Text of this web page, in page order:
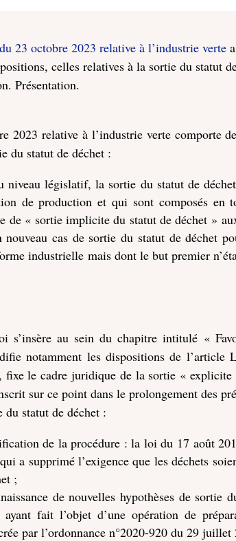
23 octobre 2023 relative à l’industrie verte
celles relatives à la sortie du statut
Présentation.
2023 relative à l’industrie verte comporte
du statut de déchet :
niveau législatif, la sortie du statut de
de production et qui sont composés en
de « sortie implicite du statut de déchet »
nouveau cas de sortie du statut de déchet
industrielle mais dont le but premier
s’insère au sein du chapitre intitulé «
notamment les dispositions de l’article
le cadre juridique de la sortie «
sur ce point dans le prolongement des
du statut de déchet :
de la procédure : la loi du 17 août
a supprimé l’exigence que les déchets
;
de nouvelles hypothèses de sortie
ayant fait l’objet d’une opération de
par l’ordonnance n°2020-920 du 29 juillet